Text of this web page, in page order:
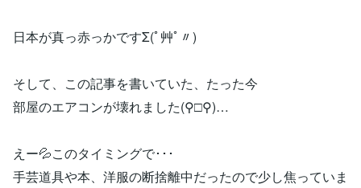
日本が真っ赤っかですΣ(ﾟ艸ﾟ〃)
そして、この記事を書いていた、たった今
部屋のエアコンが壊れました(⚲□⚲)…
えー💦このタイミングで･･･
手芸道具や本、洋服の断捨離中だったので少し焦っていま